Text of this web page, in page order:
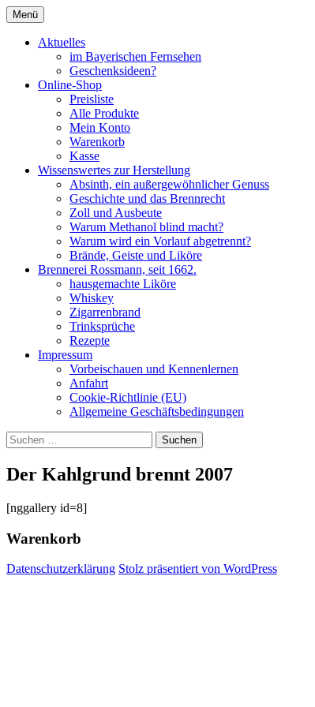
Brennerei Rossmann Albstadt
Menü Zum
Inhalt
springen
Aktuelles
im Bayerischen Fernsehen
Geschenksideen?
Online-Shop
Preisliste
Alle Produkte
Mein Konto
Warenkorb
Kasse
Wissenswertes zur Herstellung
Absinth, ein außergewöhnlicher Genuss
Geschichte und das Brennrecht
Zoll und Ausbeute
Warum Methanol blind macht?
Warum wird ein Vorlauf abgetrennt?
Brände, Geiste und Liköre
Brennerei Rossmann, seit 1662.
hausgemachte Liköre
Whiskey
Zigarrenbrand
Trinksprüche
Rezepte
Impressum
Vorbeischauen und Kennenlernen
Anfahrt
Cookie-Richtlinie (EU)
Allgemeine Geschäftsbedingungen
Suchen
nach:
Der Kahlgrund brennt 2007
[nggallery id=8]
Warenkorb
Datenschutzerklärung Stolz präsentiert von WordPress